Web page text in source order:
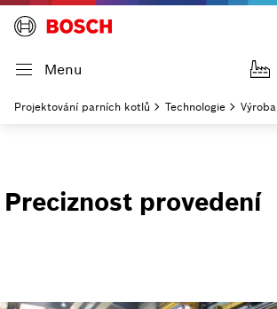
Menu
Projektování parních kotlů Technologie Výroba
Preciznost provedení